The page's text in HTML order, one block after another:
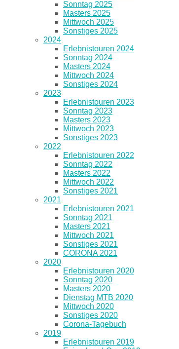
Sonntag 2025
Masters 2025
Mittwoch 2025
Sonstiges 2025
2024
Erlebnistouren 2024
Sonntag 2024
Masters 2024
Mittwoch 2024
Sonstiges 2024
2023
Erlebnistouren 2023
Sonntag 2023
Masters 2023
Mittwoch 2023
Sonstiges 2023
2022
Erlebnistouren 2022
Sonntag 2022
Masters 2022
Mittwoch 2022
Sonstiges 2021
2021
Erlebnistouren 2021
Sonntag 2021
Masters 2021
Mittwoch 2021
Sonstiges 2021
CORONA 2021
2020
Erlebnistouren 2020
Sonntag 2020
Masters 2020
Dienstag MTB 2020
Mittwoch 2020
Sonstiges 2020
Corona-Tagebuch
2019
Erlebnistouren 2019